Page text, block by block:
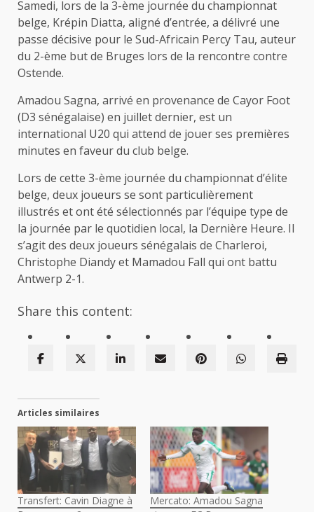
Samedi, lors de la 3-ème journée du championnat
belge, Krépin Diatta, aligné d’entrée, a délivré une
passe décisive pour le Sud-Africain Percy Tau, auteur
du 2-ème but de Bruges lors de la rencontre contre
Ostende.
Amadou Sagna, arrivé en provenance de Cayor Foot
(D3 sénégalaise) en juillet dernier, est un
international U20 qui attend de jouer ses premières
minutes en faveur du club belge.
Lors de cette 3-ème journée du championnat d’élite
belge, deux joueurs se sont particulièrement
illustrés et ont été sélectionnés par l’équipe type de
la journée par le quotidien local, la Dernière Heure. Il
s’agit des deux joueurs sénégalais de Charleroi,
Christophe Diandy et Mamadou Fall qui ont battu
Antwerp 2-1.
Share this content:
Articles similaires
Transfert: Cavin Diagne à
Mercato: Amadou Sagna